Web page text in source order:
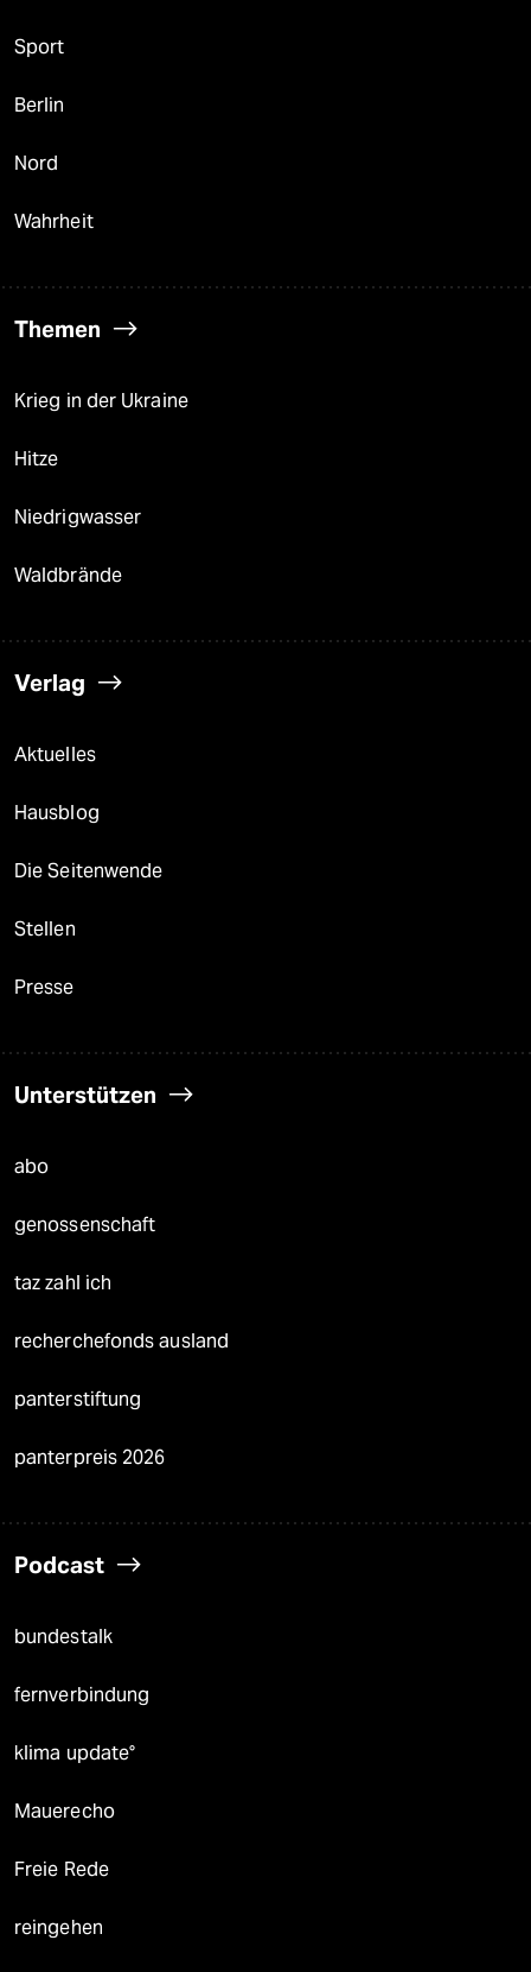
Sport
Berlin
Nord
Wahrheit
Themen
Krieg in der Ukraine
Hitze
Niedrigwasser
Waldbrände
Verlag
Aktuelles
Hausblog
Die Seitenwende
Stellen
Presse
Unterstützen
abo
genossenschaft
taz zahl ich
recherchefonds ausland
panterstiftung
panterpreis 2026
Podcast
bundestalk
fernverbindung
klima update°
Mauerecho
Freie Rede
reingehen